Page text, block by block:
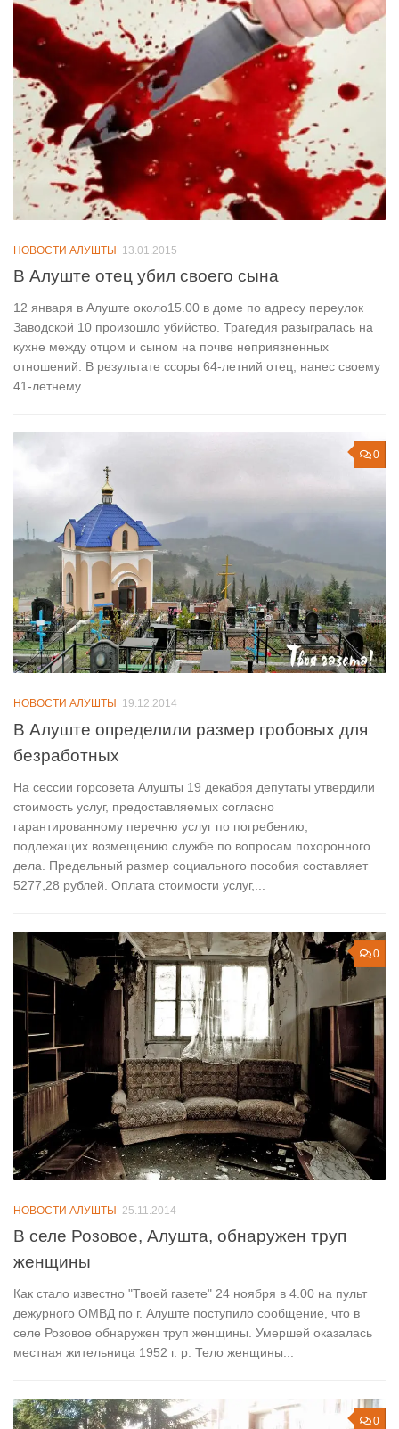
НОВОСТИ АЛУШТЫ 13.01.2015
В Алуште отец убил своего сына
12 января в Алуште около15.00 в доме по адресу переулок
Заводской 10 произошло убийство. Трагедия разыгралась на
кухне между отцом и сыном на почве неприязненных
отношений. В результате ссоры 64-летний отец, нанес своему
41-летнему...
0
НОВОСТИ АЛУШТЫ 19.12.2014
В Алуште определили размер гробовых для
безработных
На сессии горсовета Алушты 19 декабря депутаты утвердили
стоимость услуг, предоставляемых согласно
гарантированному перечню услуг по погребению,
подлежащих возмещению службе по вопросам похоронного
дела. Предельный размер социального пособия составляет
5277,28 рублей. Оплата стоимости услуг,...
0
НОВОСТИ АЛУШТЫ 25.11.2014
В селе Розовое, Алушта, обнаружен труп
женщины
Как стало известно "Твоей газете" 24 ноября в 4.00 на пульт
дежурного ОМВД по г. Алуште поступило сообщение, что в
селе Розовое обнаружен труп женщины. Умершей оказалась
местная жительница 1952 г. р. Тело женщины...
0